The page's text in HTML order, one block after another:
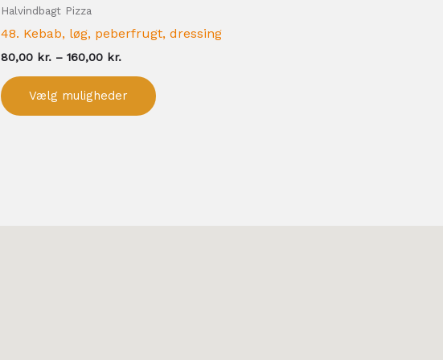
Halvindbagt Pizza
48. Kebab, løg, peberfrugt, dressing
80,00 kr. – 160,00 kr.
Vælg muligheder